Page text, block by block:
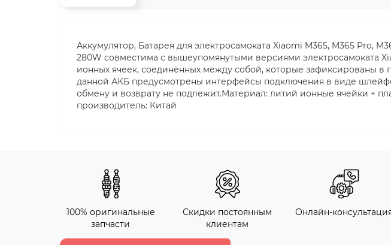
Аккумулятор, Батарея для электросамоката Xiaomi M365, M365 Pro,
280W совместима с вышеупомянутыми версиями электросамоката
ионных ячеек, соединённых между собой, которые зафиксированы в
данной АКБ предусмотрены интерфейсы подключения в виде
обмену и возврату не подлежит.Материал: литий ионные ячейки +
производитель: Китай
100% оригинальные
запчасти
Скидки постоянным
клиентам
Онлайн-